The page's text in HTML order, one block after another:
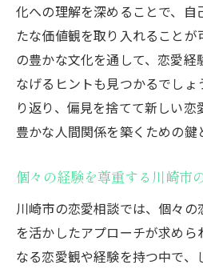
化への理解を深めることで、自
たな価値観を取り入れること
の豊かな文化を通して、恋愛
なげるヒントも見つかるでし
り返り、偏見を捨てて新しい恋
豊かな人間関係を築くための鍵
個々の経験を尊重する川崎市
川崎市の恋愛相談では、個々
を活かしたアプローチが求め
なる恋愛観や経験を持つ中で